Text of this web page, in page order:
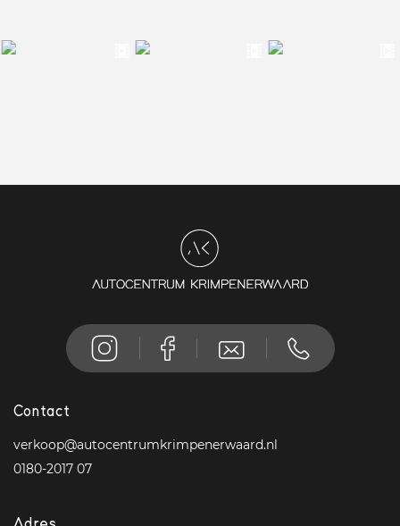
Contact
verkoop@autocentrumkrimpenerwaard.nl
0180-2017 07